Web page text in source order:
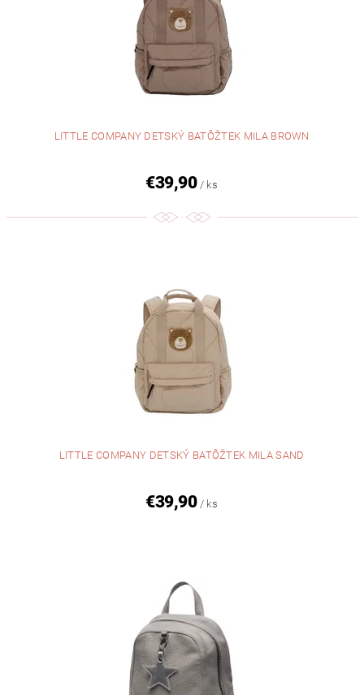
LITTLE COMPANY DETSKÝ BATÔŽTEK MILA BROWN
€39,90 / ks
LITTLE COMPANY DETSKÝ BATÔŽTEK MILA SAND
€39,90 / ks